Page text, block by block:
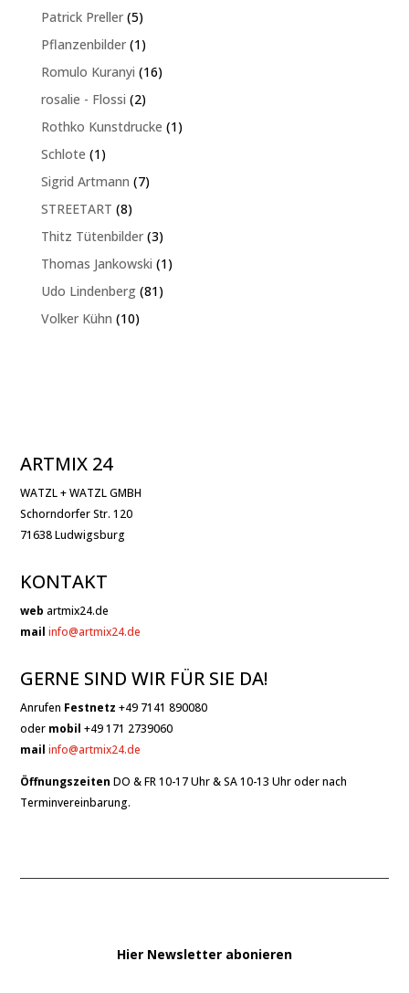
Patrick Preller 55
Produkte
Pflanzenbilder 11
Produkt
Romulo Kuranyi 1616
rosalie - Flossi 22
Produkte
Rothko Kunstdrucke 11
Schlote 11
Produkt
Sigrid Artmann 77
STREETART 88
Produkte
Thitz Tütenbilder 33
Produkte
Thomas Jankowski 11
Udo Lindenberg 8181
Volker Kühn 1010
ARTMIX 24
WATZL + WATZL GMBH
Schorndorfer Str. 120
71638 Ludwigsburg
KONTAKT
web artmix24.de
mail info@artmix24.de
GERNE SIND WIR FÜR SIE DA!
Anrufen Festnetz +49 7141 890080
oder mobil +49 171 2739060
mailinfo@artmix24.de
Öffnungszeiten DO & FR 10-17 Uhr & SA 10-13 Uhr oder nach
Terminvereinbarung.
Hier Newsletter abonieren